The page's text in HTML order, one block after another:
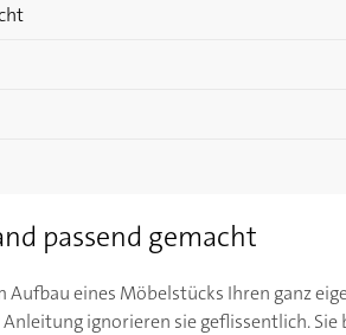
passend gemacht
eines Möbelstücks Ihren ganz
ignorieren sie geflissentlich.